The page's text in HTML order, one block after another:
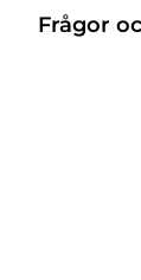
Frågor